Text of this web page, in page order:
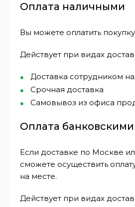
Оплата наличными
Вы можете оплатить
Действует при видах
Доставка сотрудником
Срочная доставка
Самовывоз из офиса
Оплата
Если доставке по Москве
сможете осуществить
на месте.
Действует при видах